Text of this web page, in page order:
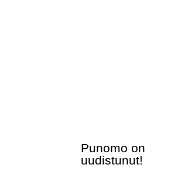
Punomo on
uudistunut!